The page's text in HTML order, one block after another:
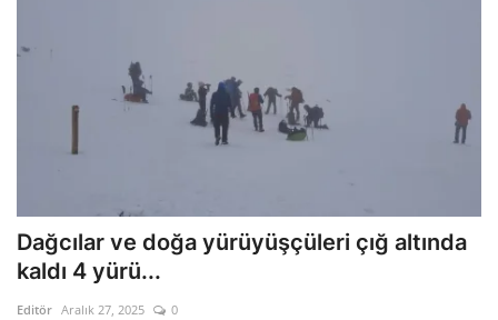
Dağcılar ve doğa yürüyüşçüleri çığ altında
kaldı 4 yürü...
Editör Aralık 27, 2025 0